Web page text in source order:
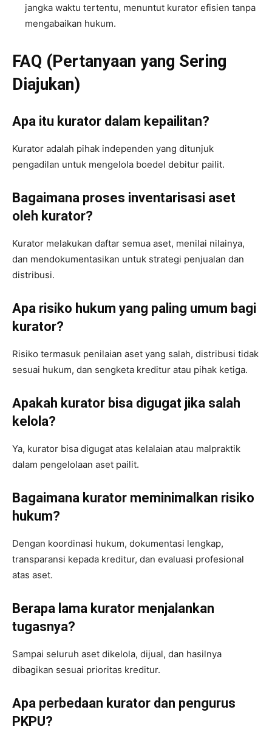
jangka waktu tertentu, menuntut kurator efisien tanpa
mengabaikan hukum.
FAQ (Pertanyaan yang Sering
Diajukan)
Apa itu kurator dalam kepailitan?
Kurator adalah pihak independen yang ditunjuk
pengadilan untuk mengelola boedel debitur pailit.
Bagaimana proses inventarisasi aset
oleh kurator?
Kurator melakukan daftar semua aset, menilai nilainya,
dan mendokumentasikan untuk strategi penjualan dan
distribusi.
Apa risiko hukum yang paling umum bagi
kurator?
Risiko termasuk penilaian aset yang salah, distribusi tidak
sesuai hukum, dan sengketa kreditur atau pihak ketiga.
Apakah kurator bisa digugat jika salah
kelola?
Ya, kurator bisa digugat atas kelalaian atau malpraktik
dalam pengelolaan aset pailit.
Bagaimana kurator meminimalkan risiko
hukum?
Dengan koordinasi hukum, dokumentasi lengkap,
transparansi kepada kreditur, dan evaluasi profesional
atas aset.
Berapa lama kurator menjalankan
tugasnya?
Sampai seluruh aset dikelola, dijual, dan hasilnya
dibagikan sesuai prioritas kreditur.
Apa perbedaan kurator dan pengurus
PKPU?